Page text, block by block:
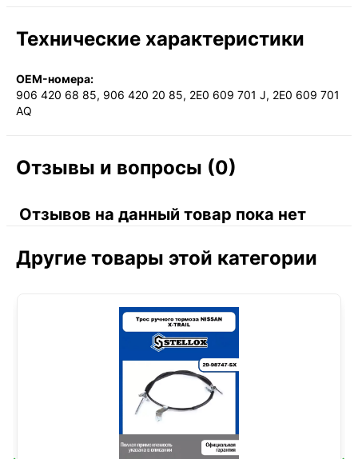
Технические характеристики
OEM-номера:
906 420 68 85, 906 420 20 85, 2E0 609 701 J, 2E0 609 701
AQ
Отзывы и вопросы (0)
Отзывов на данный товар пока нет
Другие товары этой категории